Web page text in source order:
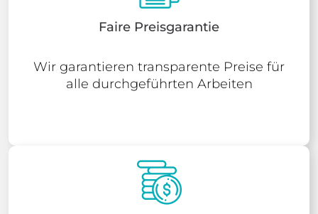
Faire Preisgarantie
Wir garantieren transparente Preise für
alle durchgeführten Arbeiten